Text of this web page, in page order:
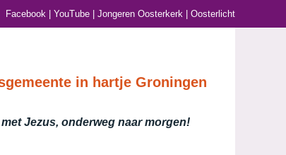
Facebook YouTube Jongeren Oosterkerk Oosterlicht
in hartje Groningen
Jezus, onderweg naar morgen!